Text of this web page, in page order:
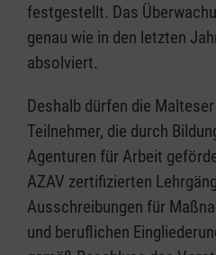
festgestellt. Das
genau wie in den letzten
absolviert.
Deshalb dürfen die
Teilnehmer, die durch
Agenturen für Arbeit
AZAV zertifizierten
Ausschreibungen für
und beruflichen